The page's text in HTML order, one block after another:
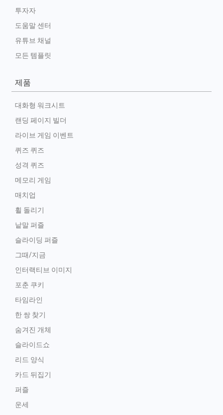
투자자
도움말 센터
유튜브 채널
모든 템플릿
제품
대화형 워크시트
랜딩 페이지 빌더
라이브 게임 이벤트
퀴즈 퀴즈
성격 퀴즈
메모리 게임
매치업
휠 돌리기
낱말 퍼즐
슬라이딩 퍼즐
그때/지금
인터랙티브 이미지
포춘 쿠키
타임라인
한 쌍 찾기
숨겨진 개체
슬라이드쇼
리드 양식
카드 뒤집기
퍼즐
운세